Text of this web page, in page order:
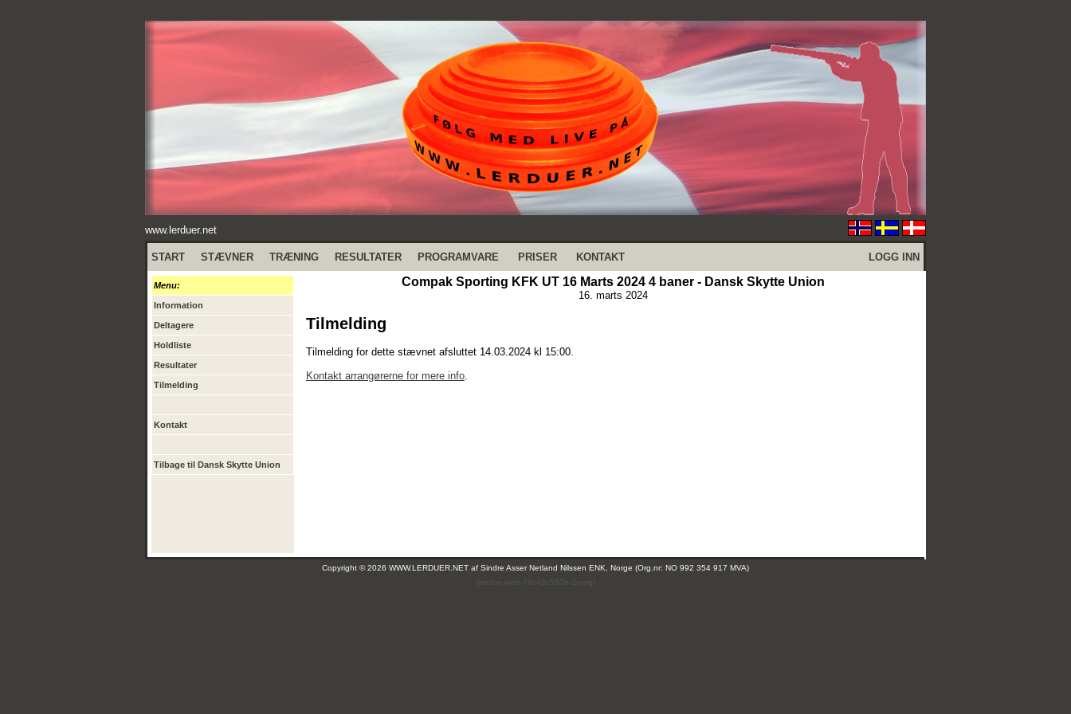
www.lerduer.net
START STÆVNER TRÆNING RESULTATER PROGRAMVARE PRISER KONTAKT LOGG INN
Menu:
Information
Deltagere
Holdliste
Resultater
Tilmelding
Kontakt
Tilbage til Dansk Skytte Union
Compak Sporting KFK UT 16 Marts 2024 4 baner - Dansk Skytte Union
16. marts 2024
Tilmelding
Tilmelding for dette stævnet afsluttet 14.03.2024 kl 15:00.
Kontakt arrangørerne for mere info.
Copyright © 2026 WWW.LERDUER.NET af Sindre Asser Netland Nilssen ENK, Norge (Org.nr: NO 992 354 917 MVA)
(leirdue-web-76c49c557b-2xvxg)